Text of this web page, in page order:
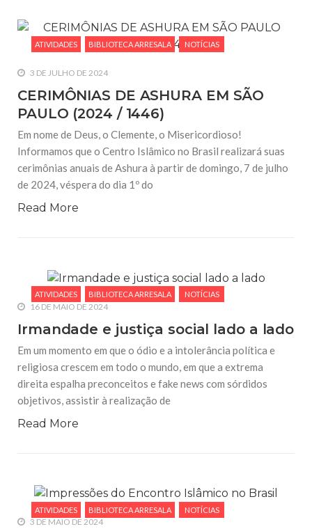
ATIVIDADES BIBLIOTECA ARRESALA NOTÍCIAS
3 DE JULHO DE 2024
CERIMÔNIAS DE ASHURA EM SÃO
PAULO (2024 / 1446)
Em nome de Deus, o Clemente, o Misericordioso!
Informamos que o Centro Islâmico no Brasil realizará suas
cerimônias anuais de Ashura à partir de domingo, 7 de julho
de 2024, véspera do dia 1º do
Read More
ATIVIDADES BIBLIOTECA ARRESALA NOTÍCIAS
16 DE MAIO DE 2024
Irmandade e justiça social lado a lado
Em um momento em que o ódio e a intolerância política e
religiosa crescem em todo o mundo, em que a extrema
direita espalha preconceitos e fake news com sórdidos
objetivos, assistir à realização de
Read More
ATIVIDADES BIBLIOTECA ARRESALA NOTÍCIAS
3 DE MAIO DE 2024